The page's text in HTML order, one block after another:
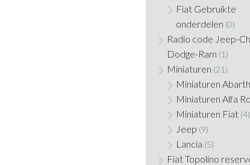
Fiat Gebruikte
onderdelen (0)
Radio code Jeep-
Dodge-Ram (1)
Miniaturen (21)
Miniaturen Abarth
Miniaturen Alfa
Miniaturen Fiat (4)
Jeep (9)
Lancia (5)
Fiat Topolino